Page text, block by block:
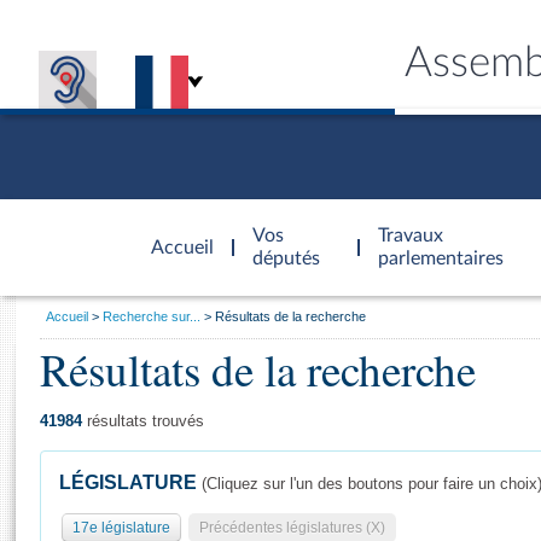
Accueil
d'accueil
Vos
députés
Travaux
parlementaires
Général
Vous
Accueil Recherche sur... Résultats de la recherche
Résultats de la recherche
41984résultats trouvés
LÉGISLATURE (Cliquez sur l'un des boutons pour faire un choix)
17e législature Précédentes législatures (X)